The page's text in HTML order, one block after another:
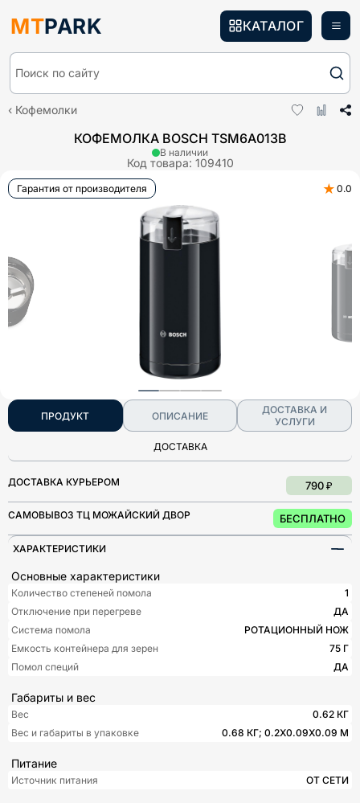
MTPARK
Поиск по сайту
КАТАЛОГ
Кофемолки
КОФЕМОЛКА BOSCH TSM6A013B
Код товара: 109410
В наличии
Гарантия от производителя ★ 0.0
ПРОДУКТ ОПИСАНИЕ
ДОСТАВКА И
УСЛУГИ
ДОСТАВКА
ДОСТАВКА КУРЬЕРОМ 790 ₽
САМОВЫВОЗ ТЦ МОЖАЙСКИЙ ДВОР БЕСПЛАТНО
ХАРАКТЕРИСТИКИ
Основные характеристики
Количество степеней помола
1
Отключение при перегреве
ДА
Система помола
РОТАЦИОННЫЙ НОЖ
Емкость контейнера для зерен
75 Г
Помол специй
ДА
Габариты и вес
Вес
0.62 КГ
Вес и габариты в упаковке
0.68 КГ; 0.2X0.09X0.09 М
Питание
Источник питания ОТ СЕТИ